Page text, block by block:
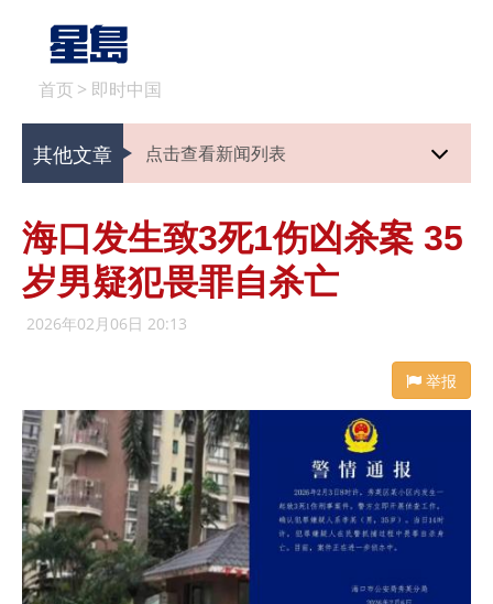
首页 > 即时中国
其他文章 点击查看新闻列表
海口发生致3死1伤凶杀案 35
岁男疑犯畏罪自杀亡
2026年02月06日 20:13
举报